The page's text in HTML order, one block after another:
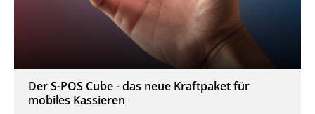
Der S-POS Cube - das neue Kraftpaket für
mobiles Kassieren